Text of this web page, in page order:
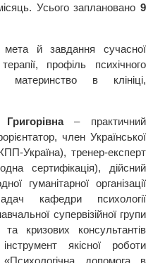
Усього заплановано 9
й завдання сучасної
профіль психічного
материнство в клініці,
– практичний
член Української
Україна), тренер-експерт
сертифікація), дійсний
гуманітарної організації
кафедри психології
супервізійної групи
кризових консультантів
якісної роботи
допомога в